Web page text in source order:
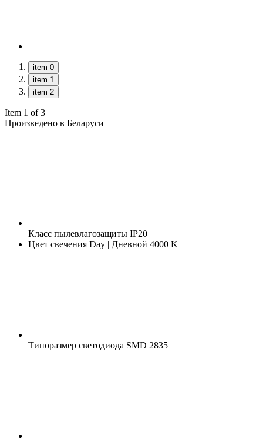
item 0
item 1
item 2
Item 1 of 3
Произведено в Беларуси
Класс пылевлагозащиты IP20
Цвет свечения Day | Дневной 4000 K
Типоразмер светодиода SMD 2835